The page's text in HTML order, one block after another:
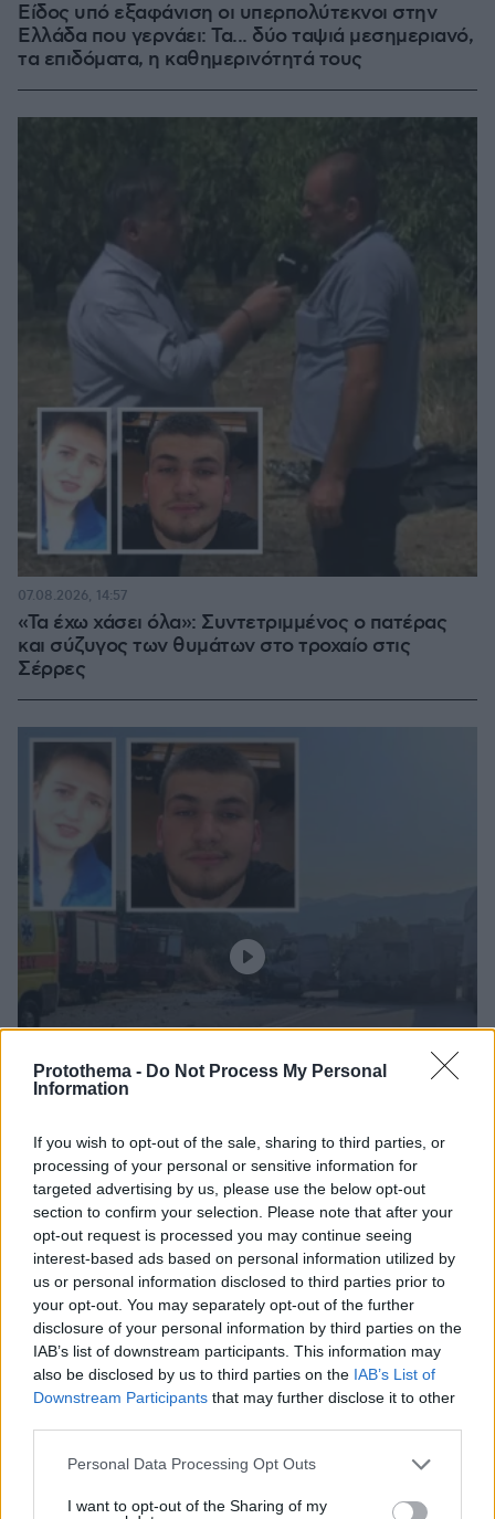
Protothema - Do Not Process My Personal
Information
If you wish to opt-out of the sale, sharing to third parties, or
processing of your personal or sensitive information for
targeted advertising by us, please use the below opt-out
section to confirm your selection. Please note that after your
opt-out request is processed you may continue seeing
interest-based ads based on personal information utilized by
us or personal information disclosed to third parties prior to
your opt-out. You may separately opt-out of the further
disclosure of your personal information by third parties on the
IAB’s list of downstream participants. This information may
also be disclosed by us to third parties on the IAB’s List of
Downstream Participants that may further disclose it to other
Please note that this website/app uses one or more Google
not limited to your visit or usage behaviour. You may click to
Personal Data Processing Opt Outs
I want to opt-out of the Sharing of my
Είδος υπό εξαφάνιση οι υπερπολύτεκνοι στην
Ελλάδα που γερνάει: Τα... δύο ταψιά μεσημεριανό,
τα επιδόματα, η καθημερινότητά τους
«Τα έχω χάσει όλα»: Συντετριμμένος ο πατέρας
και σύζυγος των θυμάτων στο τροχαίο στις
Σέρρες
07.08.2026, 14:57
Ο οδηγός του φορτηγού περιγράφει πώς έγινε το
τροχαίο με τους νεκρούς μάνα και γιο στις Σέρρες,
η 43χρονη και ο 21χρονος πήγαιναν μαζί για
δουλειά
07.08.2026, 13:17
«Δεν το πιστεύουμε», λένε οι
Αμερικανοί που υιοθέτησαν τον
Αφγανό στη Λέσβο - Η αρχική εκδοχή
για το φονικό στην Κυψέλη και η
σιωπή στην απολογία